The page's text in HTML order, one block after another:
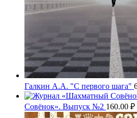
Галкин А.А. "С первого шага"
Совёнок». Выпуск №2 160.00 ₽